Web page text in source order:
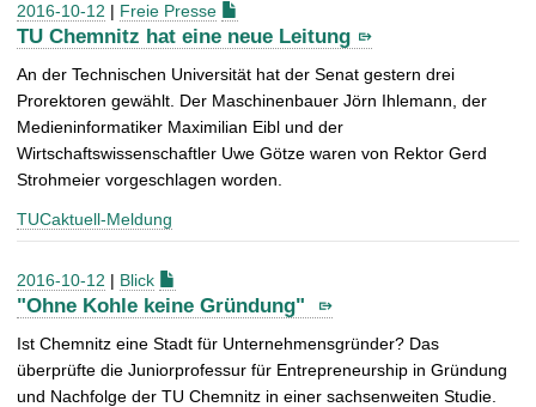
h
2016-10-12 | Freie Presse
TU Chemnitz hat eine neue Leitung
An der Technischen Universität hat der Senat gestern drei
Prorektoren gewählt. Der Maschinenbauer Jörn Ihlemann, der
Medieninformatiker Maximilian Eibl und der
Wirtschaftswissenschaftler Uwe Götze waren von Rektor Gerd
Strohmeier vorgeschlagen worden.
TUCaktuell-Meldung
2016-10-12 | Blick
"Ohne Kohle keine Gründung"
Ist Chemnitz eine Stadt für Unternehmensgründer? Das
überprüfte die Juniorprofessur für Entrepreneurship in Gründung
und Nachfolge der TU Chemnitz in einer sachsenweiten Studie.